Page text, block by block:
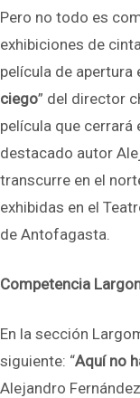
Pero no todo es
exhibiciones de
película de apertura
ciego” del director
película que cerrará
destacado autor
transcurre en el
exhibidas en el
de Antofagasta.
Competencia
En la sección
siguiente: “Aquí no
Alejandro